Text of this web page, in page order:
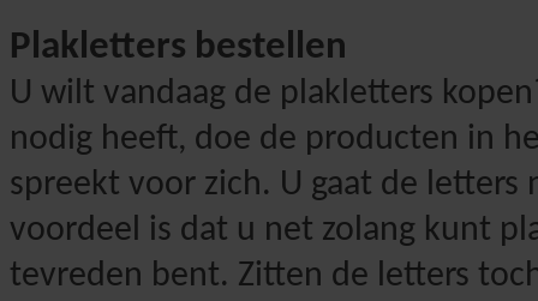
Plakletters bestellen
U wilt vandaag de plakletters
nodig heeft, doe de producten in
spreekt voor zich. U gaat de letters
voordeel is dat u net zolang kunt
tevreden bent. Zitten de letters